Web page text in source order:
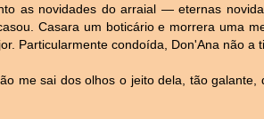
as novidades do arraial — eternas
Casara um boticário e morrera uma
Particularmente condoída, Don'Ana não a
me sai dos olhos o jeito dela, tão galante,